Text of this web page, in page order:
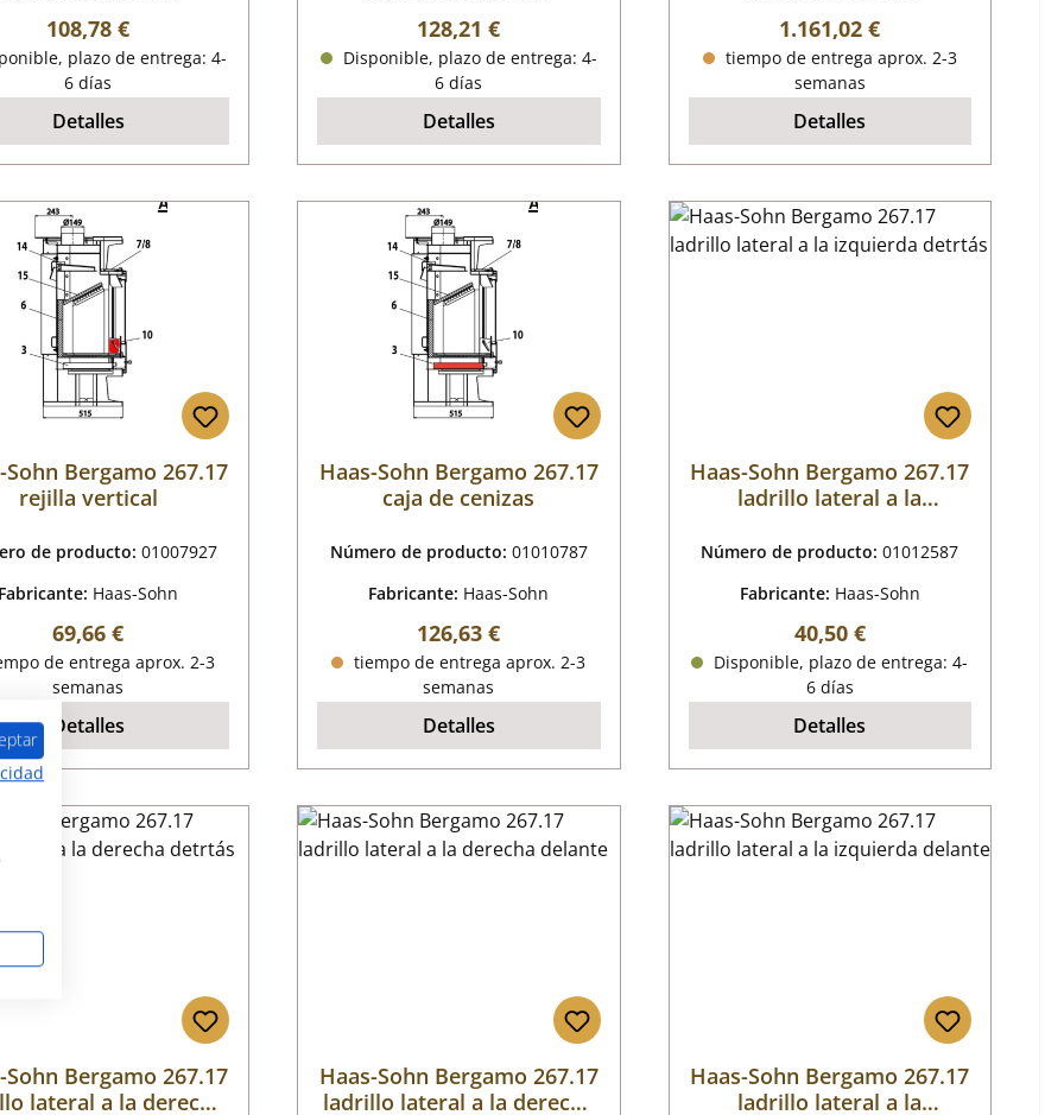
Precio normal:
108,78 €
plazo de entrega: 4-
6 días
Detalles
Precio normal:
128,21 €
Disponible, plazo de entrega: 4-
6 días
Detalles
Precio normal:
1.161,02 €
tiempo de entrega aprox. 2-3
semanas
Detalles
Sohn Bergamo 267.17
rejilla vertical
de producto: 01007927
Fabricante: Haas-Sohn
Precio normal:
69,66 €
de entrega aprox. 2-3
semanas
Detalles
Haas-Sohn Bergamo 267.17
caja de cenizas
Número de producto: 01010787
Fabricante: Haas-Sohn
Precio normal:
126,63 €
tiempo de entrega aprox. 2-3
semanas
Detalles
Haas-Sohn Bergamo 267.17
ladrillo lateral a la
Número de producto:01012587
Fabricante: Haas-Sohn
Precio normal:
40,50 €
Disponible, plazo de entrega: 4-
6 días
Detalles
Sohn Bergamo 267.17
lateral a la derecha
Haas-Sohn Bergamo 267.17
ladrillo lateral a la derecha
Haas-Sohn Bergamo 267.17
ladrillo lateral a la